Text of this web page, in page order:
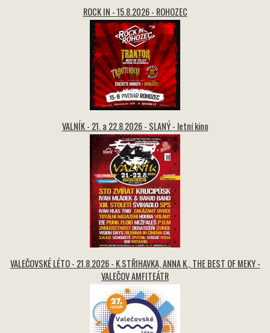
ROCK IN - 15.8.2026 - ROHOZEC
VALNÍK - 21. a 22.8.2026 - SLANÝ - letní kino
VALEČOVSKÉ LÉTO - 21.8.2026 - K.STŘIHAVKA, ANNA K., THE BEST OF MEKY -
VALEČOV AMFITEÁTR